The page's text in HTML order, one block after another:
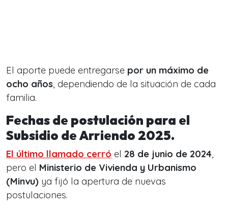
El aporte puede entregarse por un máximo de
ocho años, dependiendo de la situación de cada
familia.
Fechas de postulación para el
Subsidio de Arriendo 2025.
El último llamado cerró el 28 de junio de 2024,
pero el Ministerio de Vivienda y Urbanismo
(Minvu) ya fijó la apertura de nuevas
postulaciones.